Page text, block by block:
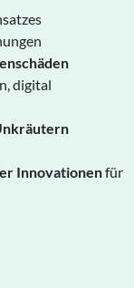
digital
Innovationenfür